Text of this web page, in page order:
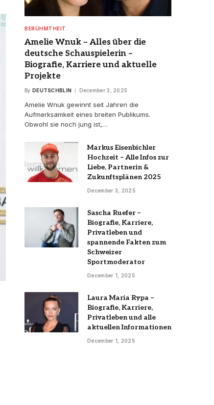
BERÜHMTHEIT
Amelie Wnuk – Alles über die
deutsche Schauspielerin –
Biografie, Karriere und aktuelle
Projekte
By DEUTSCHBLIN December 3, 2025
Amelie Wnuk gewinnt seit Jahren die
Aufmerksamkeit eines breiten Publikums.
Obwohl sie noch jung ist,…
Markus Eisenbichler
Hochzeit – Alle Infos zur
Liebe, Partnerin &
Zukunftsplänen 2025
December 3, 2025
Sascha Ruefer –
Biografie, Karriere,
Privatleben und
spannende Fakten zum
Schweizer
Sportmoderator
December 1, 2025
Laura Maria Rypa –
Biografie, Karriere,
Privatleben und alle
aktuellen Informationen
December 1, 2025